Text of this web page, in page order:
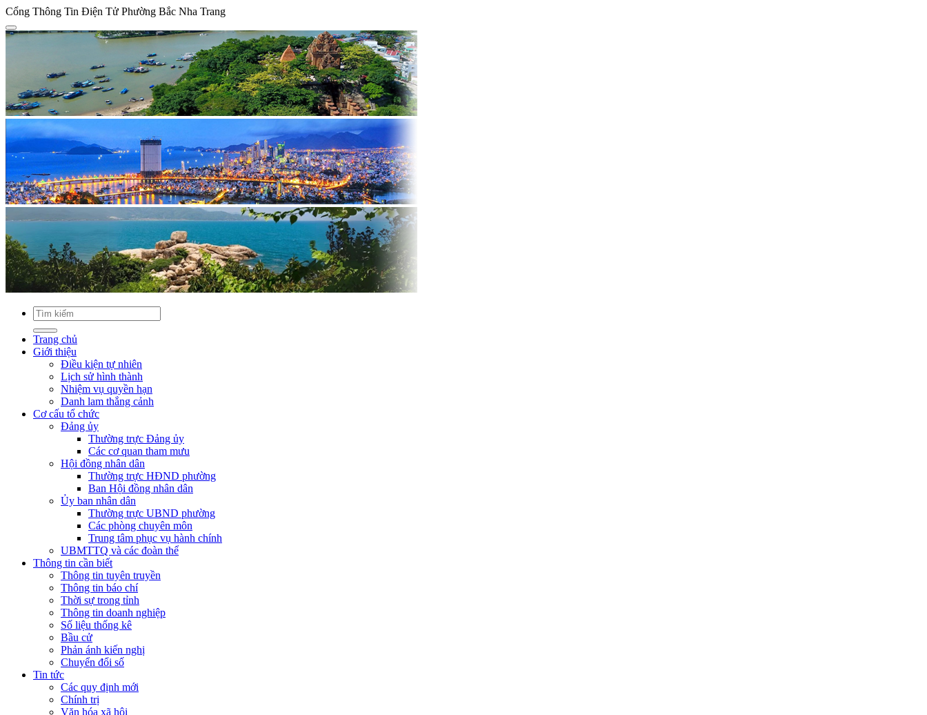
Cổng Thông Tin Điện Tử Phường Bắc Nha Trang
Trang chủ
Giới thiệu
Điều kiện tự nhiên
Lịch sử hình thành
Nhiệm vụ quyền hạn
Danh lam thắng cảnh
Cơ cấu tổ chức
Đảng ủy
Thường trực Đảng ủy
Các cơ quan tham mưu
Hội đồng nhân dân
Thường trực HĐND phường
Ban Hội đồng nhân dân
Ủy ban nhân dân
Thường trực UBND phường
Các phòng chuyên môn
Trung tâm phục vụ hành chính
UBMTTQ và các đoàn thể
Thông tin cần biết
Thông tin tuyên truyền
Thông tin báo chí
Thời sự trong tỉnh
Thông tin doanh nghiệp
Số liệu thống kê
Bầu cử
Phản ánh kiến nghị
Chuyển đổi số
Tin tức
Các quy định mới
Chính trị
Văn hóa xã hội